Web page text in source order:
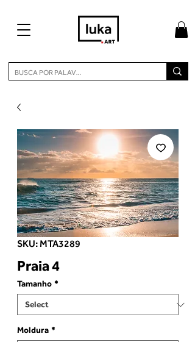
SKU: MTA3289
Praia 4
Tamanho *
Moldura *